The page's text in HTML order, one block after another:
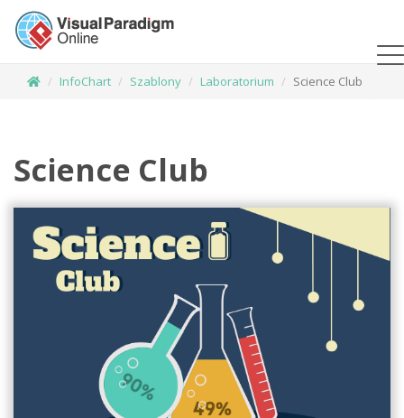
InfoChart Szablony Laboratorium Science Club
Science Club